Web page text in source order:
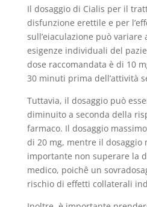
Il dosaggio di Cialis per il
disfunzione erettile e per
sull’eiaculazione può variare
esigenze individuali del
dose raccomandata è di 10
30 minuti prima dell’attività
Tuttavia, il dosaggio può
diminuito a seconda della
farmaco. Il dosaggio
di 20 mg, mentre il dosaggio
importante non superare la
medico, poichê un
rischio di effetti collaterali